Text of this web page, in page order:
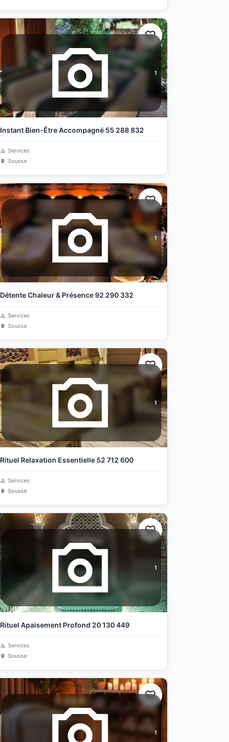
1
Instant Bien-Être Accompagné 55 288 832
Services
Sousse
1
Détente Chaleur & Présence 92 290 332
Services
Sousse
1
Rituel Relaxation Essentielle 52 712 600
Services
Sousse
1
Rituel Apaisement Profond 20 130 449
Services
Sousse
1